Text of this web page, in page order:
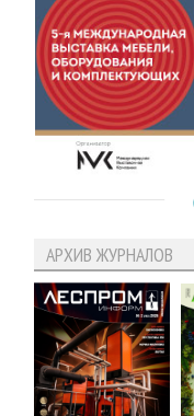
АРХИВ ЖУРНАЛОВ